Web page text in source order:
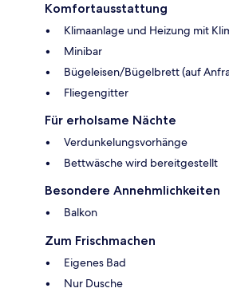
Komfortausstattung
Klimaanlage und Heizung mit
Minibar
Bügeleisen/Bügelbrett (auf
Fliegengitter
Für erholsame Nächte
Verdunkelungsvorhänge
Bettwäsche wird bereitgestellt
Besondere Annehmlichkeiten
Balkon
Zum Frischmachen
Eigenes Bad
Nur Dusche